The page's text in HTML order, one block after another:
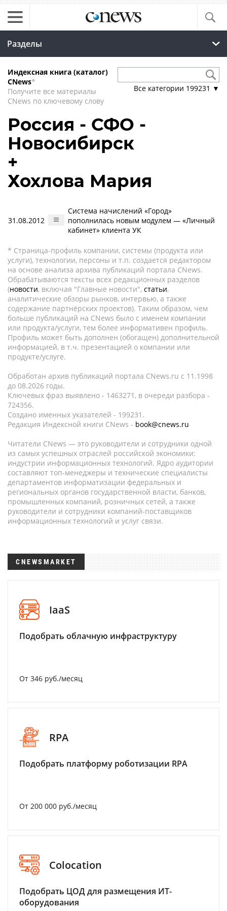
Разделы
Индексная книга (каталог)
CNews*
Получите все материалы
CNews по ключевому слову
Все категории 199231 ▼
Россия - СФО -
Новосибирск
+
Хохлова Мария
31.08.2012
Система начислений «Город»
пополнилась новым модулем — «Личный
кабинет» клиента УК
* Страница-профиль компании, системы (продукта или
услуги), технологии, персоны и т.п. создается редактором
на основе анализа архива публикаций портала CNews.
Обрабатываются тексты всех редакционных разделов
(новости, включая "Главные новости", статьи,
аналитические обзоры рынков, интервью, а также
содержание партнёрских проектов). Таким образом, чем
больше публикаций на CNews было с именем компании
или продукта/услуги, тем более информативен профиль.
Профиль может быть дополнен (обогащен) дополнительной
информацией, в т.ч. презентацией о компании или
продукте/услуге.
Обработан архив публикаций портала CNews.ru c 11.1998
до 08.2026 годы.
Ключевых фраз выявлено - 1463271, в очереди разбора -
724356.
Создано именных указателей - 199231.
Редакция Индексной книги CNews - book@cnews.ru
Читатели CNews — это руководители и сотрудники одной
из самых успешных отраслей российской экономики:
индустрии информационных технологий. Ядро аудитории
составляют топ-менеджеры и технические специалисты
департаментов информатизации федеральных и
региональных органов государственной власти, банков,
промышленных компаний, розничных сетей, а также
руководители и сотрудники компаний-поставщиков
информационных технологий и услуг связи.
CNEWSMARKET
IaaS
Подобрать облачную инфраструктуру
От 346 руб./месяц
RPA
Подобрать платформу роботизации RPA
От 200 000 руб./месяц
Colocation
Подобрать ЦОД для размещения ИТ-
оборудования